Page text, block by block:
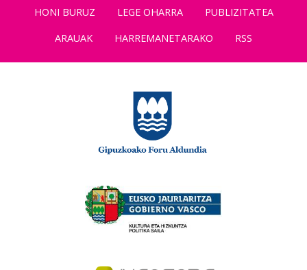
HONI BURUZ LEGE OHARRA
PUBLIZITATEA
ARAUAK
HARREMANETARAKO RSS